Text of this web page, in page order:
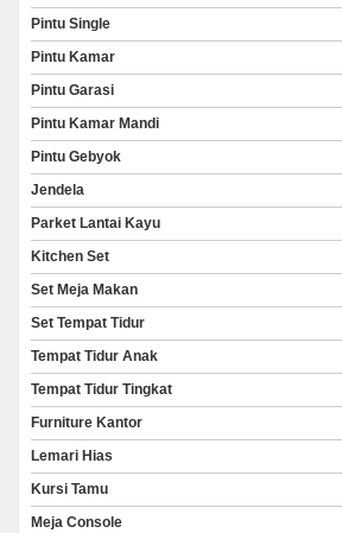
Pintu Single
Pintu Kamar
Pintu Garasi
Pintu Kamar Mandi
Pintu Gebyok
Jendela
Parket Lantai Kayu
Kitchen Set
Set Meja Makan
Set Tempat Tidur
Tempat Tidur Anak
Tempat Tidur Tingkat
Furniture Kantor
Lemari Hias
Kursi Tamu
Meja Console